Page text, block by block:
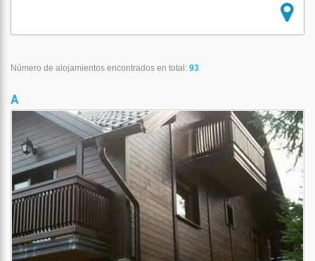
Número de alojamientos encontrados en total: 93
A